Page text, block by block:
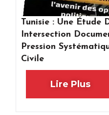
Tunisie : Une Étude
Intersection
Pression
Civile
Lire Plus